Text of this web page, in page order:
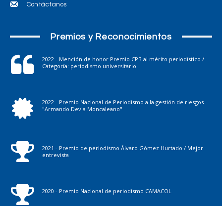
Contáctanos
Premios y Reconocimientos
2022 - Mención de honor Premio CPB al mérito periodístico /
Categoría: periodismo universitario
2022 - Premio Nacional de Periodismo a la gestión de riesgos
"Armando Devia Moncaleano"
2021 - Premio de periodismo Álvaro Gómez Hurtado / Mejor
entrevista
2020 - Premio Nacional de periodismo CAMACOL